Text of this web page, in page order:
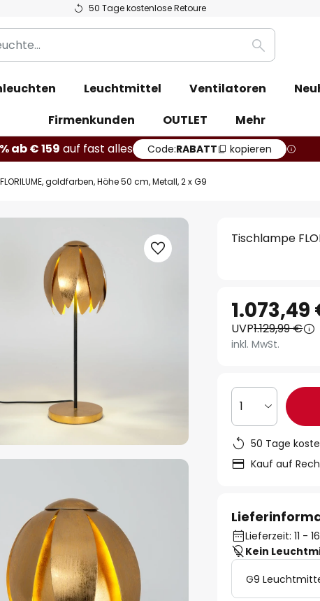
50 Tage kostenlose Retoure
Suche
Leuchtmittel Ventilatoren
Firmenkunden
OUTLET
Mehr
ab € 159 auf fast alles Code:RABATT kopieren
goldfarben, Höhe 50 cm, Metall, 2 x G9
Tischlampe
1.073,49
UVP1.129,99 €
inkl. MwSt.
1
50 Tage
Kauf auf
Lieferzeit: 11 -
Kein
G9